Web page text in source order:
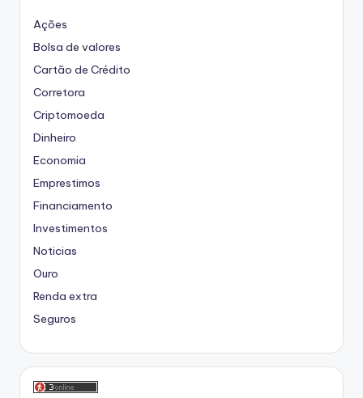
Ações
Bolsa de valores
Cartão de Crédito
Corretora
Criptomoeda
Dinheiro
Economia
Emprestimos
Financiamento
Investimentos
Noticias
Ouro
Renda extra
Seguros